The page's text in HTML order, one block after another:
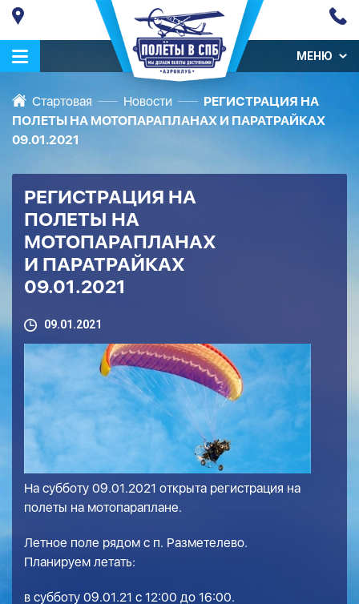
МЕНЮ
Стартовая Новости
РЕГИСТРАЦИЯ НА
ПОЛЕТЫ НА МОТОПАРАПЛАНАХ И ПАРАТРАЙКАХ
09.01.2021
РЕГИСТРАЦИЯ НА
ПОЛЕТЫ НА
МОТОПАРАПЛАНАХ
И ПАРАТРАЙКАХ
09.01.2021
09.01.2021
На субботу 09.01.2021 открыта регистрация на
полеты на мотопараплане.
Летное поле рядом с п. Разметелево.
Планируем летать:
в субботу 09.01.21 с 12:00 до 16:00.